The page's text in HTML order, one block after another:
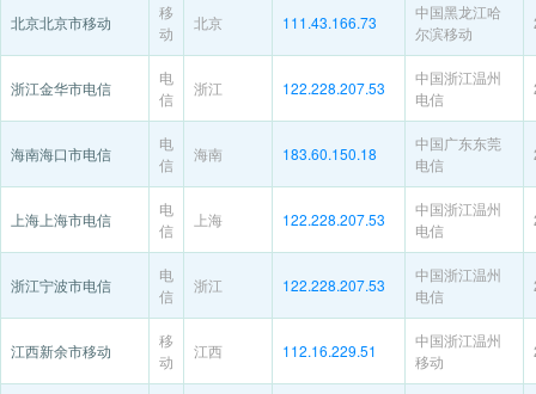
北京北京市移动
移
动
北京 111.43.166.73
中国黑龙江哈
尔滨移动
浙江金华市电信
电
信
浙江 122.228.207.53
中国浙江温州
电信
海南海口市电信
电
信
海南 183.60.150.18
中国广东东莞
电信
上海上海市电信
电
信
上海 122.228.207.53
中国浙江温州
电信
浙江宁波市电信
电
信
浙江 122.228.207.53
中国浙江温州
电信
江西新余市移动
移
动
江西 112.16.229.51
中国浙江温州
移动